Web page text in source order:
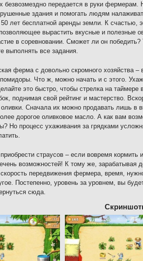
безвозмездно передается в руки
здания и помогать людям
50 лет бесплатной аренды земли. К
вырастить вкусные и полезные
в соревновании. Сможет ли он
выполнять все задания.
ферма с довольно скромного хозяйства
Что ж, можно начать и с этого.
это быстро, чтобы стрелка на таймере
поднимая свой рейтинг и мастерство.
Сначала их можно продавать лишь в
дорогое оливковое масло. А как вам
Но процесс ухаживания за грядками
страусов – если вовремя
возможностей! К тому же, зарабатывая
передвижения фермера, время,
Постепенно, уровень за уровнем, вы
сюда.